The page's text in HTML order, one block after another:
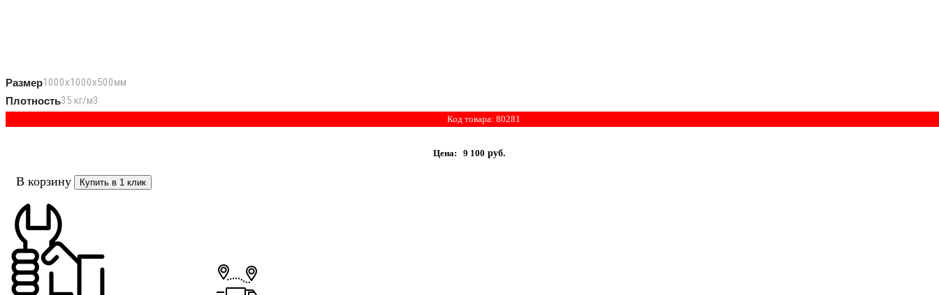
Размер1000x1000x500мм
Плотность35 кг/м3
Код товара: 80281
Цена: 9 100 руб.
В корзину Купить в 1 клик